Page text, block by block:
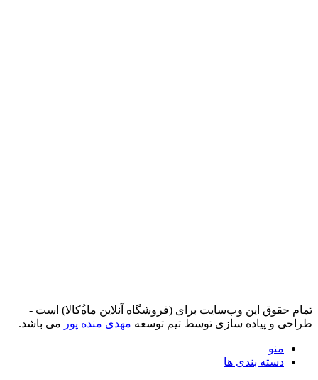
تمام حقوق اين وب‌سايت برای (فروشگاه آنلاین ماه‌‌‌‌‌‌ُکالا) است -
طراحی و پیاده سازی توسط تیم توسعه مهدی منده پور می باشد.
منو
دسته بندی ها